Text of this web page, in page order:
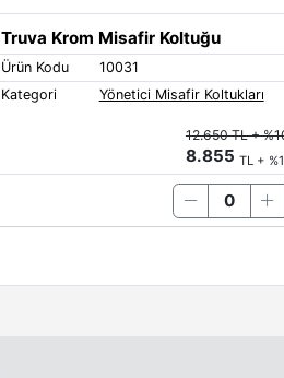
Truva Krom Misafir Koltuğu
Ürün Kodu
10031
Kategori
Yönetici Misafir Koltukları
12.650 TL +
8.855 TL +